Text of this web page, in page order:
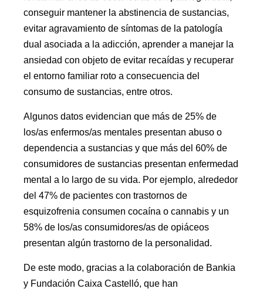
conseguir mantener la abstinencia de sustancias,
evitar agravamiento de síntomas de la patología
dual asociada a la adicción, aprender a manejar la
ansiedad con objeto de evitar recaídas y recuperar
el entorno familiar roto a consecuencia del
consumo de sustancias, entre otros.
Algunos datos evidencian que más de 25% de
los/as enfermos/as mentales presentan abuso o
dependencia a sustancias y que más del 60% de
consumidores de sustancias presentan enfermedad
mental a lo largo de su vida. Por ejemplo, alrededor
del 47% de pacientes con trastornos de
esquizofrenia consumen cocaína o cannabis y un
58% de los/as consumidores/as de opiáceos
presentan algún trastorno de la personalidad.
De este modo, gracias a la colaboración de Bankia
y Fundación Caixa Castelló, que han